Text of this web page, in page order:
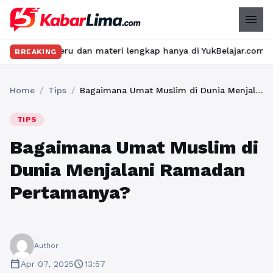
menu
BREAKING
dan materi lengkap hanya di YukBelajar.com. Mulai
Home / Tips / Bagaimana Umat Muslim di Dunia Menjalani Ramadan Pertamanya?
TIPS
Bagaimana Umat Muslim di
Dunia Menjalani Ramadan
Pertamanya?
Author
calendar_todayApr 07, 2025schedule13:57